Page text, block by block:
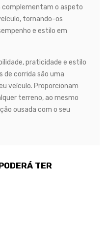
o aspeto
tornando-os
e estilo em
praticidade e estilo
corrida são uma
veículo. Proporcionam
terreno, ao mesmo
ousada com o seu
TER